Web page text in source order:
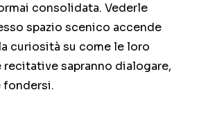
consolidata. Vederle
spazio scenico accende
curiosità su come le loro
sapranno dialogare,
fondersi.